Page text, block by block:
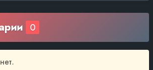
0